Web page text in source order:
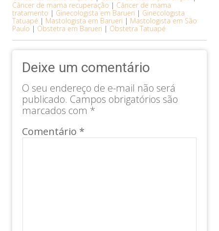
Câncer de mama recuperação | Câncer de mama
tratamento | Ginecologista em Barueri | Ginecologista
Tatuapé | Mastologista em Barueri | Mastologista em São
Paulo | Obstetra em Barueri | Obstetra Tatuapé
Deixe um comentário
O seu endereço de e-mail não será
publicado. Campos obrigatórios são
marcados com *
Comentário *